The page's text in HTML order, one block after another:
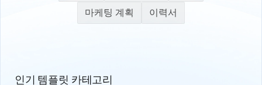
마케팅 계획
이력서
인기 템플릿 카테고리